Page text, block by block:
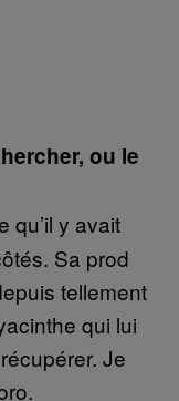
ou le
qu’il y avait
Sa prod
tellement
qui lui
Je